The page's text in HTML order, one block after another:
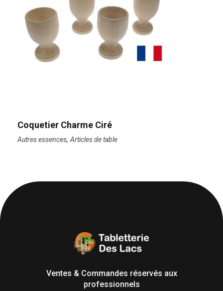
Coquetier Charme Ciré
Autres essences,Articles de table
Ventes & Commandes réservés aux
professionnels